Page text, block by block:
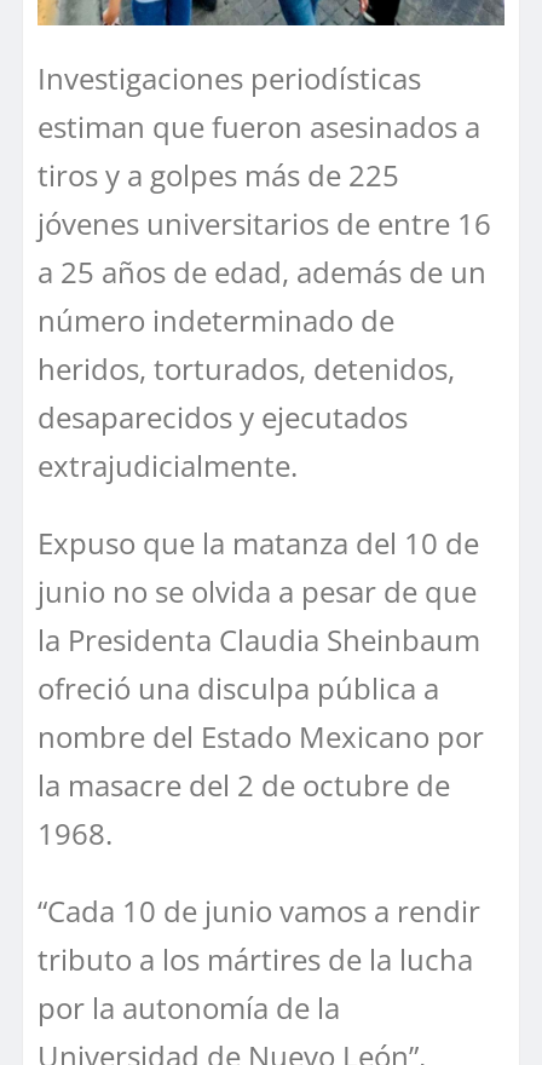
Investigaciones periodísticas
estiman que fueron asesinados a
tiros y a golpes más de 225
jóvenes universitarios de entre 16
a 25 años de edad, además de un
número indeterminado de
heridos, torturados, detenidos,
desaparecidos y ejecutados
extrajudicialmente.
Expuso que la matanza del 10 de
junio no se olvida a pesar de que
la Presidenta Claudia Sheinbaum
ofreció una disculpa pública a
nombre del Estado Mexicano por
la masacre del 2 de octubre de
1968.
“Cada 10 de junio vamos a rendir
tributo a los mártires de la lucha
por la autonomía de la
Universidad de Nuevo León”,